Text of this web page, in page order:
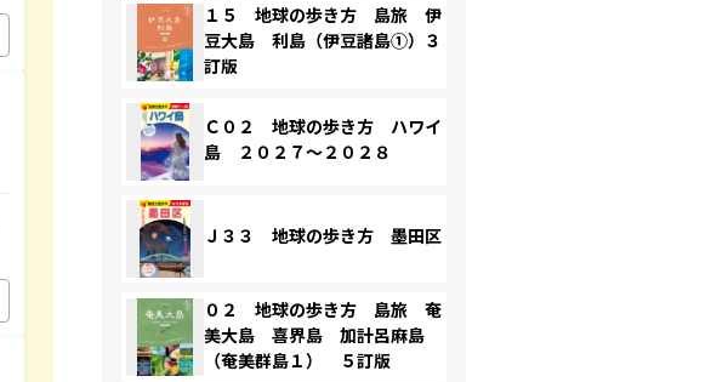
１５ 地球の歩き方 島旅 伊
豆大島 利島（伊豆諸島①）３
訂版
Ｃ０２ 地球の歩き方 ハワイ
島 ２０２７～２０２８
Ｊ３３ 地球の歩き方 墨田区
０２ 地球の歩き方 島旅 奄
美大島 喜界島 加計呂麻島
（奄美群島１） ５訂版